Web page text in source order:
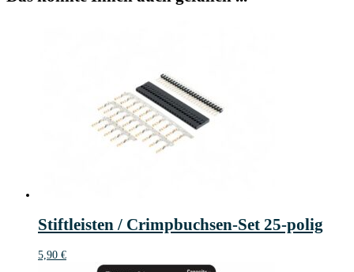
Stiftleisten / Crimpbuchsen-Set 25-polig
5,90 €